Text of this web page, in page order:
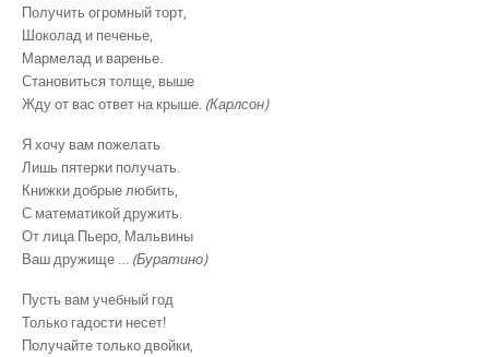
Получить огромный торт,
Шоколад и печенье,
Мармелад и варенье.
Становиться толще, выше
Жду от вас ответ на крыше. (Карлсон)
Я хочу вам пожелать
Лишь пятерки получать.
Книжки добрые любить,
С математикой дружить.
От лица Пьеро, Мальвины
Ваш дружище … (Буратино)
Пусть вам учебный год
Только гадости несет!
Получайте только двойки,